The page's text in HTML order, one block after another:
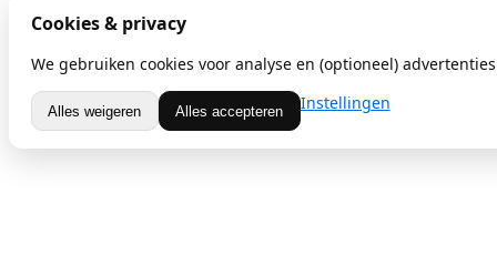
Cookies & privacy
We gebruiken cookies voor analyse en (optioneel)
Alles weigeren Alles accepteren Instellingen